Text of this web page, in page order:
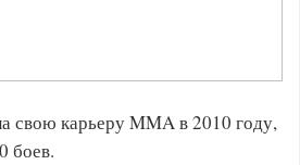
свою карьеру MMA в 2010 году,
боев.